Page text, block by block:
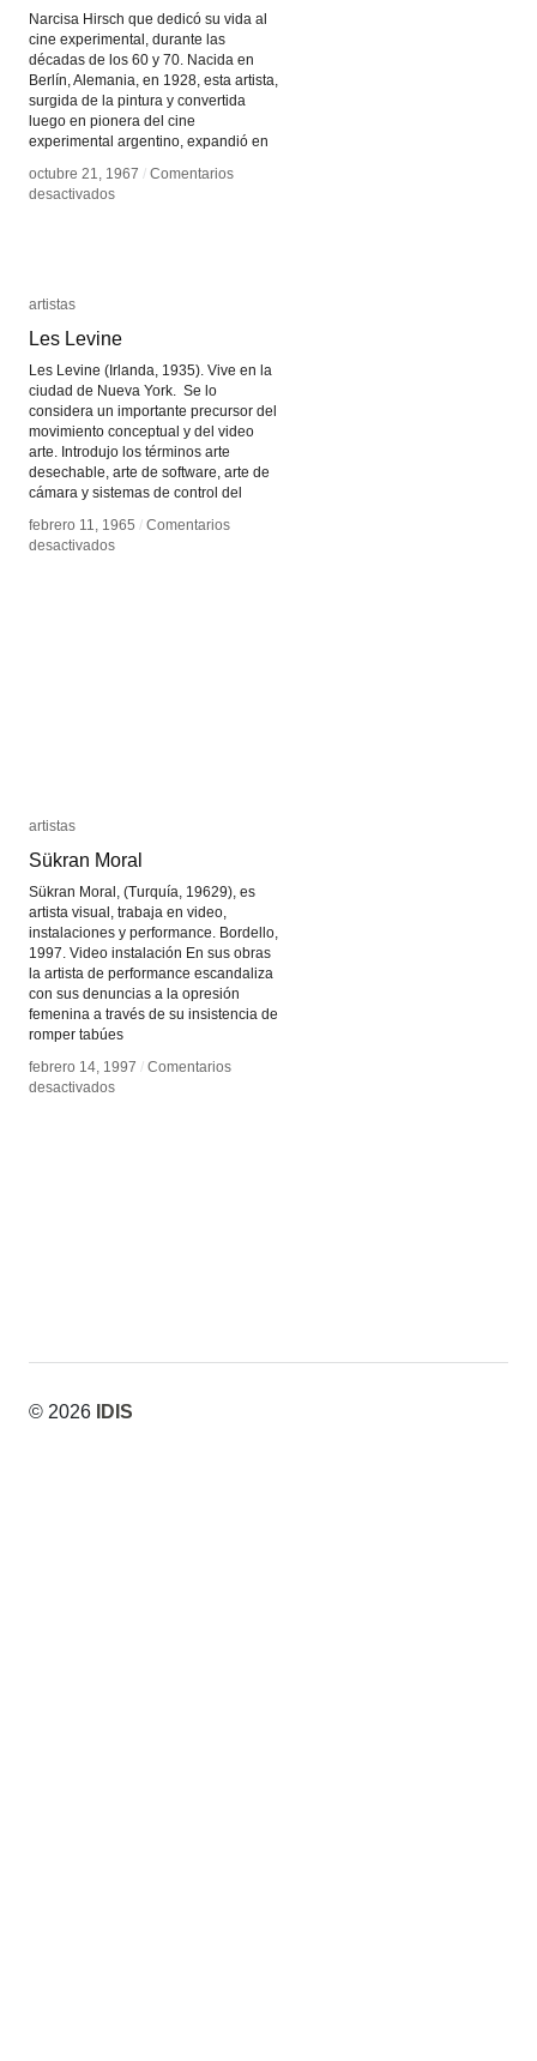
Narcisa Hirsch que dedicó su vida al
cine experimental, durante las
décadas de los 60 y 70. Nacida en
Berlín, Alemania, en 1928, esta artista,
surgida de la pintura y convertida
luego en pionera del cine
experimental argentino, expandió en
octubre 21, 1967 / Comentarios
desactivadosen
octubre 21, 1967 / Comentarios
desactivadosen
artistas
Les Levine
Les Levine (Irlanda, 1935). Vive en la
ciudad de Nueva York. Se lo
considera un importante precursor del
movimiento conceptual y del video
arte. Introdujo los términos arte
desechable, arte de software, arte de
cámara y sistemas de control del
febrero 11, 1965 / Comentarios
desactivadosen
artistas
Les Levine
febrero 11, 1965 / Comentarios
desactivadosen
artistas
Sükran Moral
Sükran Moral, (Turquía, 19629), es
artista visual, trabaja en video,
instalaciones y performance. Bordello,
1997. Video instalación En sus obras
la artista de performance escandaliza
con sus denuncias a la opresión
femenina a través de su insistencia de
romper tabúes
febrero 14, 1997 / Comentarios
desactivadosen
artistas
Sükran Moral
febrero 14, 1997 / Comentarios
desactivadosen
© 2026 IDIS